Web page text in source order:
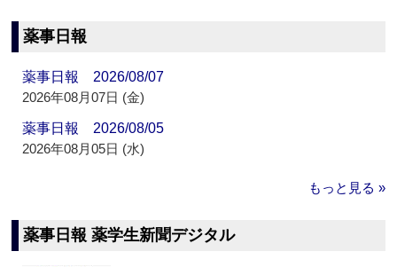
薬事日報
薬事日報 2026/08/07
2026年08月07日 (金)
薬事日報 2026/08/05
2026年08月05日 (水)
もっと見る »
薬事日報 薬学生新聞デジタル